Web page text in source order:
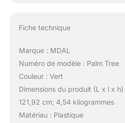
Fiche technique
Marque : MDAL
Numéro de modèle : Palm Tree
Couleur : Vert
Dimensions du produit (L x l x
121,92 cm; 4,54 kilogrammes
Matériau : Plastique